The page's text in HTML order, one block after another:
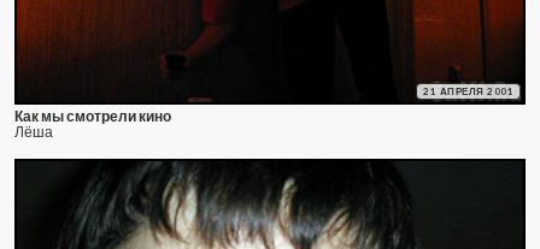
21 АПРЕЛЯ 2001
Как мы смотрели кино
Лёша